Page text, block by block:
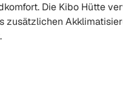
Die Kibo Hütte